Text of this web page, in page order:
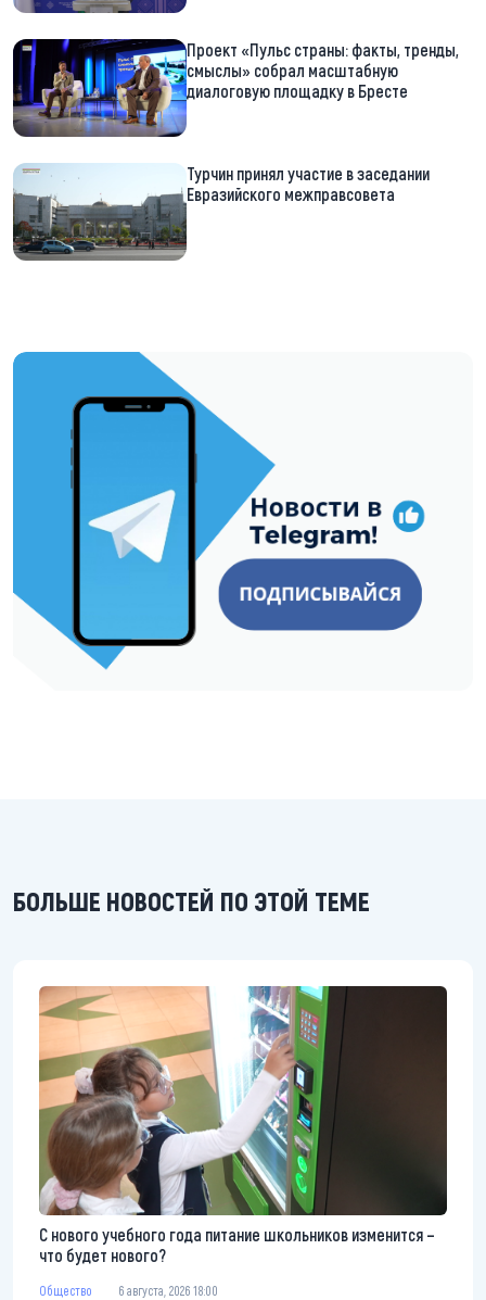
Проект «Пульс страны: факты, тренды,
смыслы» собрал масштабную
диалоговую площадку в Бресте
Турчин принял участие в заседании
Евразийского межправсовета
https://t.me/minskctvby
БОЛЬШЕ НОВОСТЕЙ ПО ЭТОЙ ТЕМЕ
С нового учебного года питание школьников изменится –
что будет нового?
Общество 6 августа, 2026 18:00